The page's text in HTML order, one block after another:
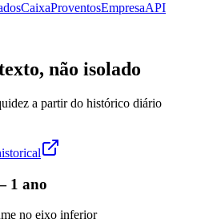
CaixaProventosEmpresaAPI
não isolado
a partir do histórico diário
1 ano
no eixo inferior